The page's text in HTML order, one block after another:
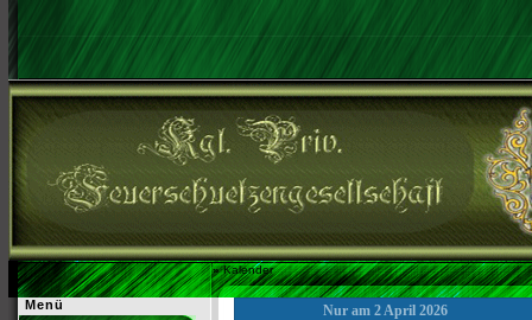
»Kalender
Menü Nur am 2 April 2026